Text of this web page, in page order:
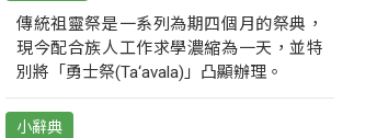
傳統祖靈祭是一系列為期四個月的祭典，
現今配合族人工作求學濃縮為一天，並特
別將「勇士祭(Ta‘avala)」凸顯辦理。
小辭典